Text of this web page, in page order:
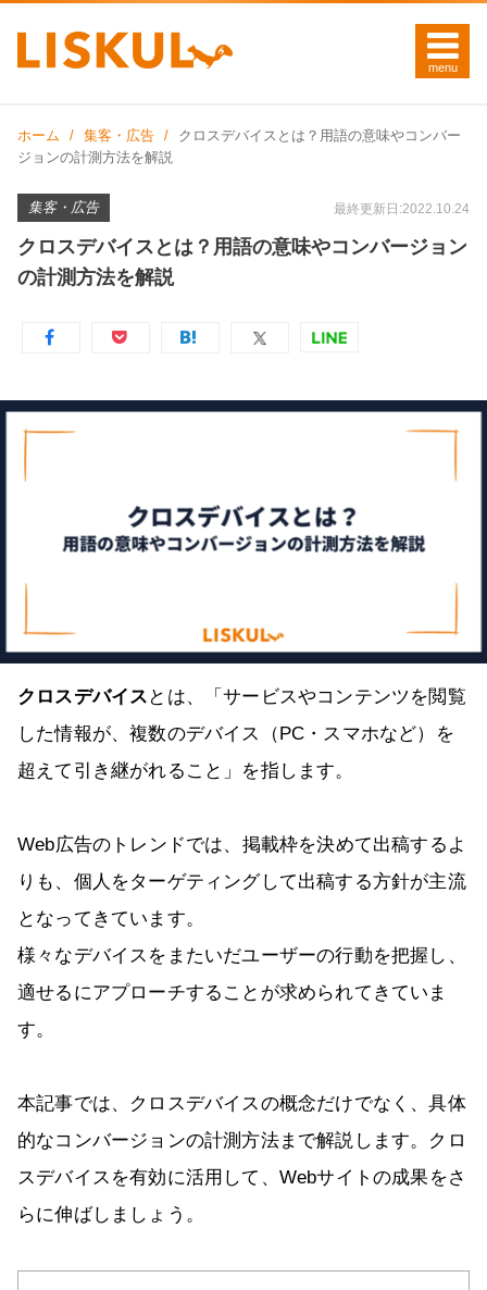
ホーム 集客・広告
クロスデバイスとは？用語の意味やコンバー
ジョンの計測方法を解説
集客・広告 最終更新日:2022.10.24
クロスデバイスとは？用語の意味やコンバージョン
の計測方法を解説
クロスデバイス とは、「サービスやコンテンツを閲覧
した情報が、複数のデバイス（PC・スマホなど）を
超えて引き継がれること」を指します。
Web広告のトレンドでは、掲載枠を決めて出稿するよ
りも、個人をターゲティングして出稿する方針が主流
となってきています。
様々なデバイスをまたいだユーザーの行動を把握し、
適せるにアプローチすることが求められてきていま
す。
本記事では、クロスデバイスの概念だけでなく、具体
的なコンバージョンの計測方法まで解説します。クロ
スデバイスを有効に活用して、Webサイトの成果をさ
らに伸ばしましょう。